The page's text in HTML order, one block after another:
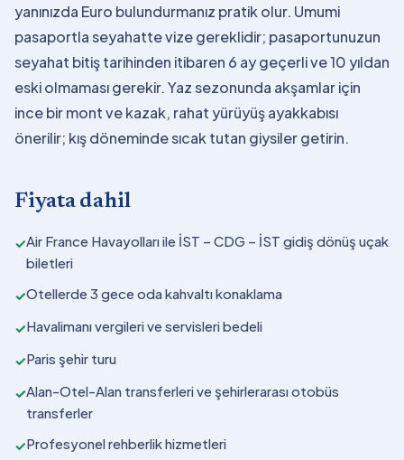
yanınızda Euro bulundurmanız pratik olur. Umumi
pasaportla seyahatte vize gereklidir; pasaportunuzun
seyahat bitiş tarihinden itibaren 6 ay geçerli ve 10 yıldan
eski olmaması gerekir. Yaz sezonunda akşamlar için
ince bir mont ve kazak, rahat yürüyüş ayakkabısı
önerilir; kış döneminde sıcak tutan giysiler getirin.
Fiyata dahil
✓Air France Havayolları ile İST – CDG – İST gidiş dönüş uçak
biletleri
✓Otellerde 3 gece oda kahvaltı konaklama
✓Havalimanı vergileri ve servisleri bedeli
✓Paris şehir turu
✓Alan-Otel-Alan transferleri ve şehirlerarası otobüs
transferler
✓Profesyonel rehberlik hizmetleri